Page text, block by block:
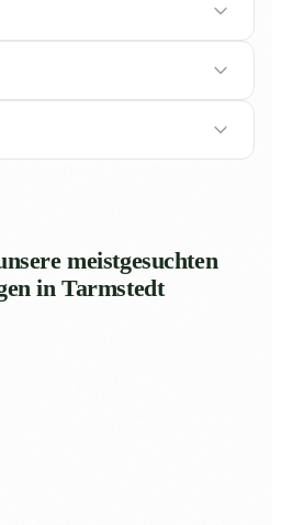
meistgesuchten
in Tarmstedt